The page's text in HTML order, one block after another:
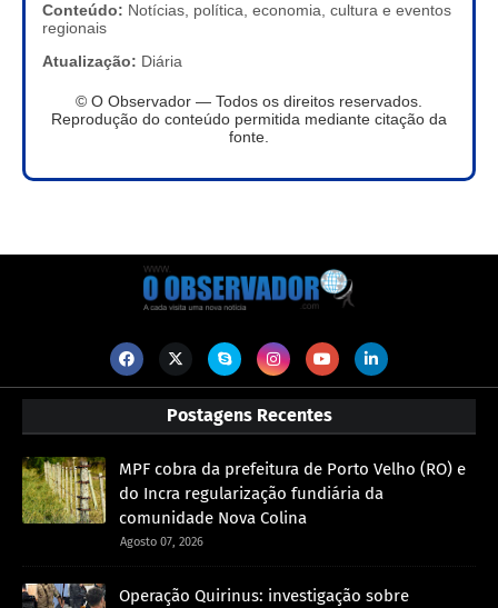
Conteúdo: Notícias, política, economia, cultura e eventos
regionais
Atualização: Diária
© O Observador — Todos os direitos reservados.
Reprodução do conteúdo permitida mediante citação da
fonte.
Postagens Recentes
MPF cobra da prefeitura de Porto Velho (RO) e
do Incra regularização fundiária da
comunidade Nova Colina
Agosto 07, 2026
Operação Quirinus: investigação sobre